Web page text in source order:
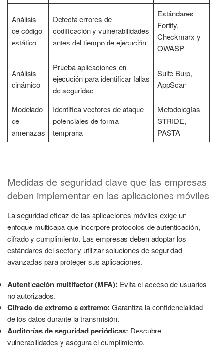
Análisis
de código
estático
Detecta errores de
codificación y vulnerabilidades
antes del tiempo de ejecución.
Estándares
Fortify,
Checkmarx y
OWASP
Análisis
dinámico
Prueba aplicaciones en
ejecución para identificar fallas
de seguridad
Suite Burp,
AppScan
Modelado
de
amenazas
Identifica vectores de ataque
potenciales de forma
temprana
Metodologías
STRIDE,
PASTA
Medidas de seguridad clave que las empresas
deben implementar en las aplicaciones móviles
La seguridad eficaz de las aplicaciones móviles exige un
enfoque multicapa que incorpore protocolos de autenticación,
cifrado y cumplimiento. Las empresas deben adoptar los
estándares del sector y utilizar soluciones de seguridad
avanzadas para proteger sus aplicaciones.
Autenticación multifactor (MFA): Evita el acceso de usuarios
no autorizados.
Cifrado de extremo a extremo: Garantiza la confidencialidad
de los datos durante la transmisión.
Auditorías de seguridad periódicas: Descubre
vulnerabilidades y asegura el cumplimiento.